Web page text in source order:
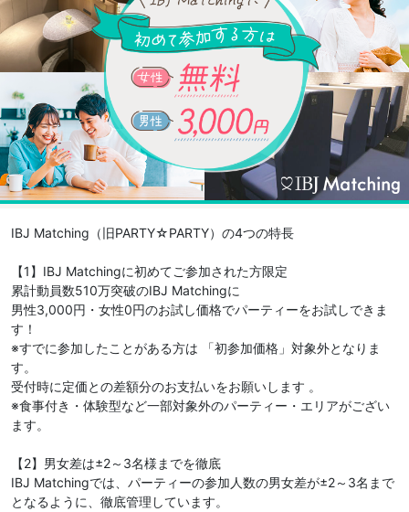
IBJ Matching（旧PARTY☆PARTY）の4つの特長
【1】IBJ Matchingに初めてご参加された方限定
累計動員数510万突破のIBJ Matchingに
男性3,000円・女性0円のお試し価格でパーティーをお試しできま
す！
※すでに参加したことがある方は 「初参加価格」対象外となりま
す。
受付時に定価との差額分のお支払いをお願いします 。
※食事付き・体験型など一部対象外のパーティー・エリアがござい
ます。
【2】男女差は±2～3名様までを徹底
IBJ Matchingでは、パーティーの参加人数の男女差が±2～3名まで
となるように、徹底管理しています。